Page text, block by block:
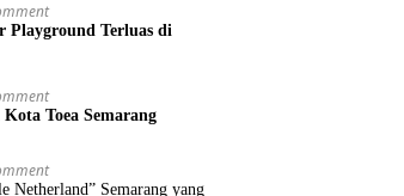
Playground Terluas di
Toea Semarang
Netherland” Semarang yang